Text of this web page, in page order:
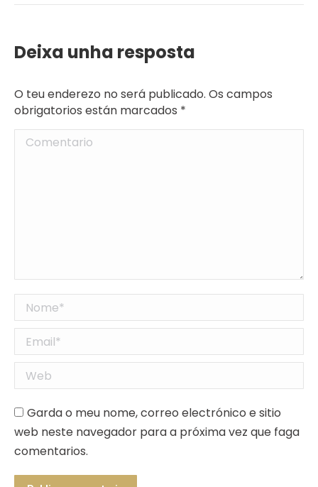
Deixa unha resposta
O teu enderezo no será publicado. Os campos
obrigatorios están marcados *
Comentario
Nome *
Email *
Web
Garda o meu nome, correo electrónico e sitio
web neste navegador para a próxima vez que faga
comentarios.